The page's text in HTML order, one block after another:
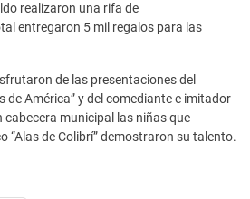
realizaron una rifa de
entregaron 5 mil regalos para las
de las presentaciones del
de América” y del comediante e imitador
cabecera municipal las niñas que
“Alas de Colibrí” demostraron su talento.